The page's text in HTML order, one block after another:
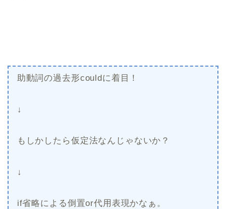
助動詞の過去形couldに着目！
↓
もしかしたら仮定法なんじゃないか？
↓
if省略による倒置or代用表現かなぁ。